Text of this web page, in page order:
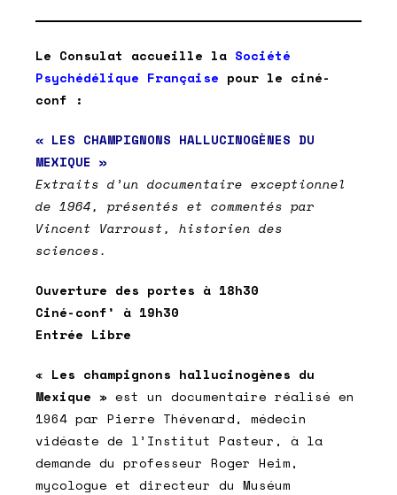
Le Consulat accueille la Société
Psychédélique Française pour le ciné-
conf :
« LES CHAMPIGNONS HALLUCINOGÈNES DU
MEXIQUE »
Extraits d’un documentaire exceptionnel
de 1964, présentés et commentés par
Vincent Varroust, historien des
sciences.
Ouverture des portes à 18h30
Ciné-conf’ à 19h30
Entrée Libre
« Les champignons hallucinogènes du
Mexique » est un documentaire réalisé en
1964 par Pierre Thévenard, médecin
vidéaste de l’Institut Pasteur, à la
demande du professeur Roger Heim,
mycologue et directeur du Muséum